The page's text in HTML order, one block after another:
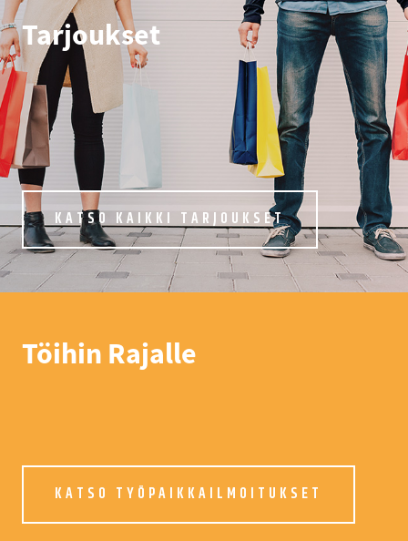
Tarjoukset
KATSO KAIKKI TARJOUKSET
Töihin Rajalle
KATSO TYÖPAIKKAILMOITUKSET